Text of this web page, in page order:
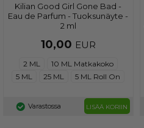
Kilian Good Girl Gone Bad -
Eau de Parfum - Tuoksunäyte -
2 ml
10,00 EUR
2 ML
10 ML Matkakoko
5 ML
25 ML 5 ML Roll On
Varastossa LISÄÄ KORIIN